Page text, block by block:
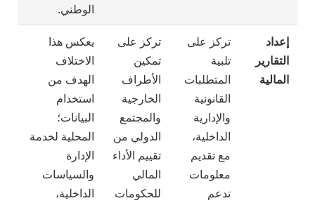
الوطني.
إعداد
التقارير
المالية
تركز على
تلبية
المتطلبات
القانونية
والإدارية
الداخلية،
مع تقديم
معلومات
تدعم
تركز على
تمكين
الأطراف
الخارجية
والمجتمع
الدولي من
تقييم الأداء
المالي
للحكومات
يعكس هذا
الاختلاف
الهدف من
استخدام
البيانات؛
المحلية لخدمة
الإدارة
والسياسات
الداخلية،